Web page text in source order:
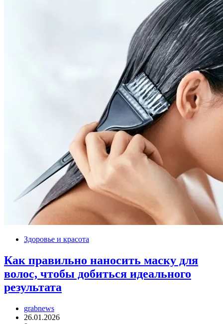
Здоровье и красота
Как правильно наносить маску для
волос, чтобы добиться идеального
результата
grabnews
26.01.2026